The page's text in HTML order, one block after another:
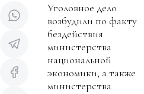
Уголовное дело
возбудили по факту
бездействия
министерства
национальной
экономики, а также
министерства